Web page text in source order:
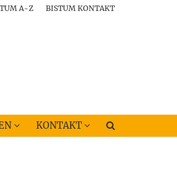
A-Z BISTUM KONTAKT
KONTAKT